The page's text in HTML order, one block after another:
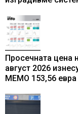
Просечната цена
август 2026
МЕМО 153,56 евра